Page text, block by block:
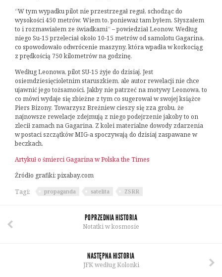
“W tym wypadku pilot nie przestrzegał reguł, schodząc do
wysokości 450 metrów. Wiem to, ponieważ tam byłem. Słyszałem
to i rozmawiałem ze świadkami” – powiedział Leonow. Według
niego Su-15 przeleciał około 10-15 metrów od samolotu Gagarina,
co spowodowało odwrócenie maszyny, która wpadła w korkociąg
z prędkością 750 kilometrów na godzinę.
Według Leonowa, pilot SU-15 żyje do dzisiaj. Jest
osiemdziesięcioletnim staruszkiem, ale autor rewelacji nie chce
ujawnić jego tożsamości. Jakby nie patrzeć na motywy Leonowa, to
co mówi wydaje się zbieżne z tym co sugerował w swojej książce
Piers Bizony. Towarzysz Breżniew cieszy się zza grobu, że
najnowsze rewelacje zdejmują z niego podejrzenie jakoby to on
zlecił zamach na Gagarina. Z kolei materialne dowody zdarzenia
w postaci szczątków MIG-a spoczywają do dzisiaj zaspawane w
beczkach.
Artykuł o śmierci Gagarina w Polska the Times
Źródło grafiki: pixabay.com
Tagi: propaganda satelita ZSRR
POPRZEDNIA HISTORIA
Notatki w kosmosie
NASTĘPNA HISTORIA
JFK według Kolonki